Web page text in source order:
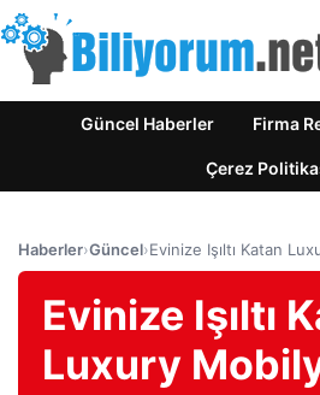
Güncel Haberler Firma
Çerez
Haberler›Güncel›Evinize Işıltı Katan
Evinize Işıltı
Luxury